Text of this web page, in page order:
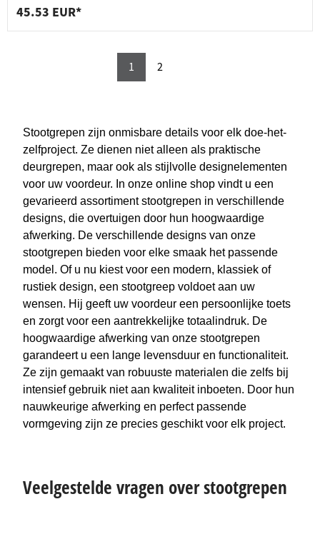
45.53 EUR*
1 2
Stootgrepen zijn onmisbare details voor elk doe-het-
zelfproject. Ze dienen niet alleen als praktische
deurgrepen, maar ook als stijlvolle designelementen
voor uw voordeur. In onze online shop vindt u een
gevarieerd assortiment stootgrepen in verschillende
designs, die overtuigen door hun hoogwaardige
afwerking. De verschillende designs van onze
stootgrepen bieden voor elke smaak het passende
model. Of u nu kiest voor een modern, klassiek of
rustiek design, een stootgreep voldoet aan uw
wensen. Hij geeft uw voordeur een persoonlijke toets
en zorgt voor een aantrekkelijke totaalindruk. De
hoogwaardige afwerking van onze stootgrepen
garandeert u een lange levensduur en functionaliteit.
Ze zijn gemaakt van robuuste materialen die zelfs bij
intensief gebruik niet aan kwaliteit inboeten. Door hun
nauwkeurige afwerking en perfect passende
vormgeving zijn ze precies geschikt voor elk project.
Veelgestelde vragen over stootgrepen